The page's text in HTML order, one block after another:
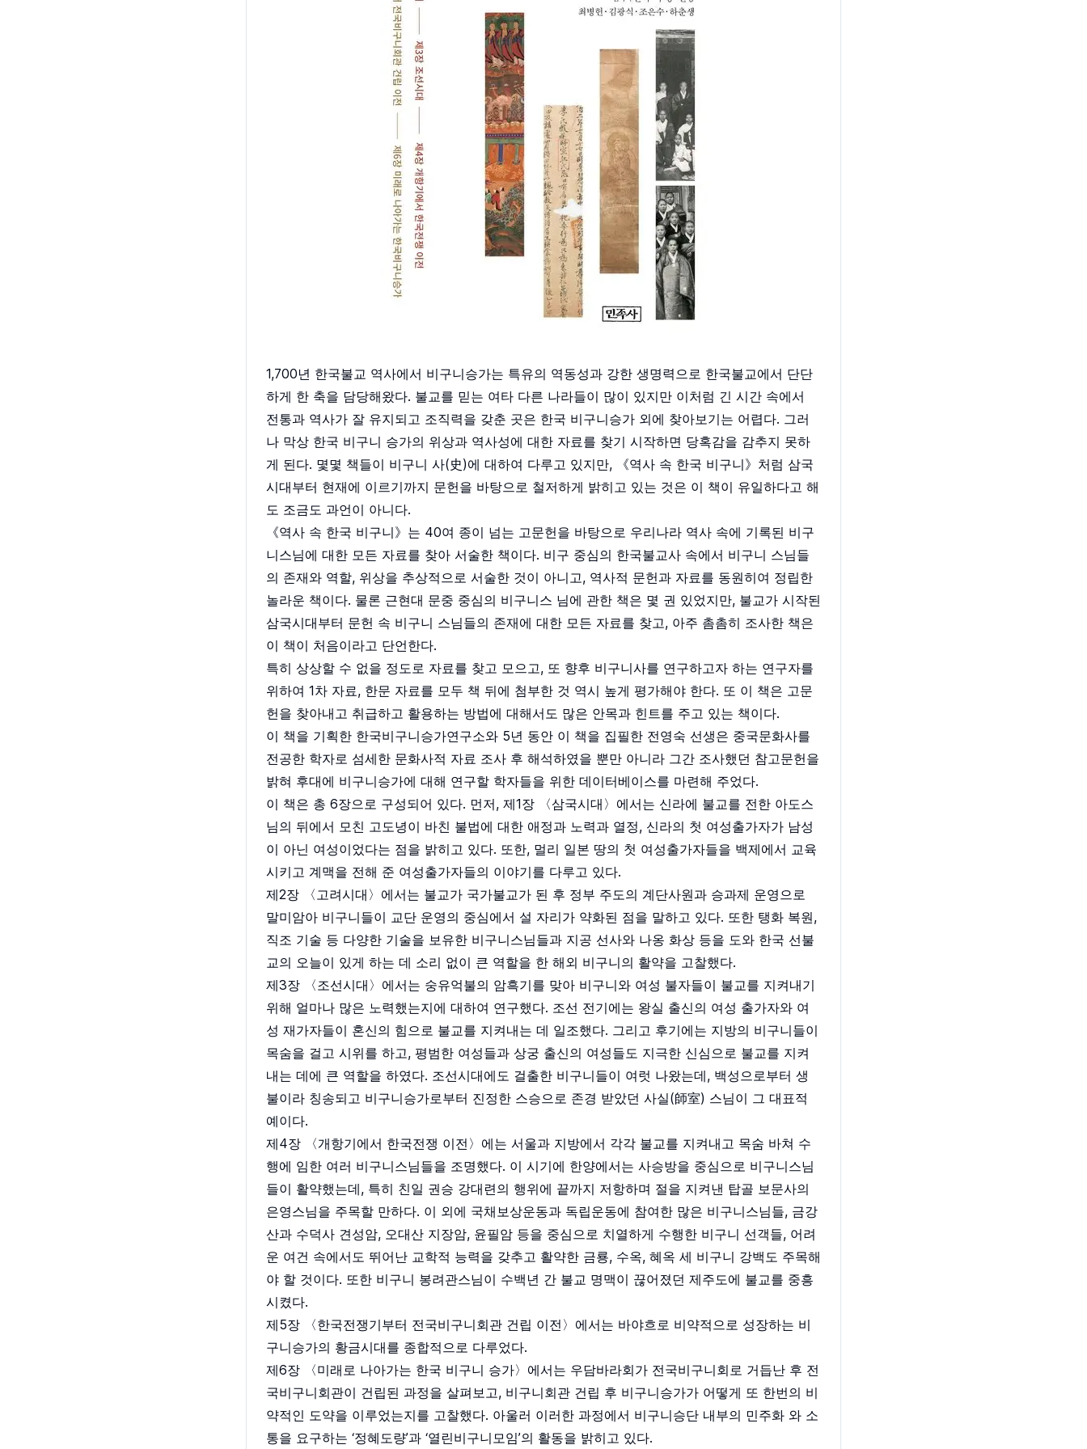
1,700년 한국불교 역사에서 비구니승가는 특유의 역동성과 강한 생명력으로 한국불교에서 단단
하게 한 축을 담당해왔다. 불교를 믿는 여타 다른 나라들이 많이 있지만 이처럼 긴 시간 속에서
전통과 역사가 잘 유지되고 조직력을 갖춘 곳은 한국 비구니승가 외에 찾아보기는 어렵다. 그러
나 막상 한국 비구니 승가의 위상과 역사성에 대한 자료를 찾기 시작하면 당혹감을 감추지 못하
게 된다. 몇몇 책들이 비구니 사(史)에 대하여 다루고 있지만, 《역사 속 한국 비구니》처럼 삼국
시대부터 현재에 이르기까지 문헌을 바탕으로 철저하게 밝히고 있는 것은 이 책이 유일하다고 해
도 조금도 과언이 아니다.
《역사 속 한국 비구니》는 40여 종이 넘는 고문헌을 바탕으로 우리나라 역사 속에 기록된 비구
니스님에 대한 모든 자료를 찾아 서술한 책이다. 비구 중심의 한국불교사 속에서 비구니 스님들
의 존재와 역할, 위상을 추상적으로 서술한 것이 아니고, 역사적 문헌과 자료를 동원히여 정립한
놀라운 책이다. 물론 근현대 문중 중심의 비구니스 님에 관한 책은 몇 권 있었지만, 불교가 시작된
삼국시대부터 문헌 속 비구니 스님들의 존재에 대한 모든 자료를 찾고, 아주 촘촘히 조사한 책은
이 책이 처음이라고 단언한다.
특히 상상할 수 없을 정도로 자료를 찾고 모으고, 또 향후 비구니사를 연구하고자 하는 연구자를
위하여 1차 자료, 한문 자료를 모두 책 뒤에 첨부한 것 역시 높게 평가해야 한다. 또 이 책은 고문
헌을 찾아내고 취급하고 활용하는 방법에 대해서도 많은 안목과 힌트를 주고 있는 책이다.
이 책을 기획한 한국비구니승가연구소와 5년 동안 이 책을 집필한 전영숙 선생은 중국문화사를
전공한 학자로 섬세한 문화사적 자료 조사 후 해석하였을 뿐만 아니라 그간 조사했던 참고문헌을
밝혀 후대에 비구니승가에 대해 연구할 학자들을 위한 데이터베이스를 마련해 주었다.
이 책은 총 6장으로 구성되어 있다. 먼저, 제1장 〈삼국시대〉에서는 신라에 불교를 전한 아도스
님의 뒤에서 모친 고도녕이 바친 불법에 대한 애정과 노력과 열정, 신라의 첫 여성출가자가 남성
이 아닌 여성이었다는 점을 밝히고 있다. 또한, 멀리 일본 땅의 첫 여성출가자들을 백제에서 교육
시키고 계맥을 전해 준 여성출가자들의 이야기를 다루고 있다.
제2장 〈고려시대〉에서는 불교가 국가불교가 된 후 정부 주도의 계단사원과 승과제 운영으로
말미암아 비구니들이 교단 운영의 중심에서 설 자리가 약화된 점을 말하고 있다. 또한 탱화 복원,
직조 기술 등 다양한 기술을 보유한 비구니스님들과 지공 선사와 나옹 화상 등을 도와 한국 선불
교의 오늘이 있게 하는 데 소리 없이 큰 역할을 한 해외 비구니의 활약을 고찰했다.
제3장 〈조선시대〉에서는 숭유억불의 암흑기를 맞아 비구니와 여성 불자들이 불교를 지켜내기
위해 얼마나 많은 노력했는지에 대하여 연구했다. 조선 전기에는 왕실 출신의 여성 출가자와 여
성 재가자들이 혼신의 힘으로 불교를 지켜내는 데 일조했다. 그리고 후기에는 지방의 비구니들이
목숨을 걸고 시위를 하고, 평범한 여성들과 상궁 출신의 여성들도 지극한 신심으로 불교를 지켜
내는 데에 큰 역할을 하였다. 조선시대에도 걸출한 비구니들이 여럿 나왔는데, 백성으로부터 생
불이라 칭송되고 비구니승가로부터 진정한 스승으로 존경 받았던 사실(師室) 스님이 그 대표적
예이다.
제4장 〈개항기에서 한국전쟁 이전〉에는 서울과 지방에서 각각 불교를 지켜내고 목숨 바쳐 수
행에 임한 여러 비구니스님들을 조명했다. 이 시기에 한양에서는 사승방을 중심으로 비구니스님
들이 활약했는데, 특히 친일 권승 강대련의 행위에 끝까지 저항하며 절을 지켜낸 탑골 보문사의
은영스님을 주목할 만하다. 이 외에 국채보상운동과 독립운동에 참여한 많은 비구니스님들, 금강
산과 수덕사 견성암, 오대산 지장암, 윤필암 등을 중심으로 치열하게 수행한 비구니 선객들, 어려
운 여건 속에서도 뛰어난 교학적 능력을 갖추고 활약한 금룡, 수옥, 혜옥 세 비구니 강백도 주목해
야 할 것이다. 또한 비구니 봉려관스님이 수백년 간 불교 명맥이 끊어졌던 제주도에 불교를 중흥
시켰다.
제5장 〈한국전쟁기부터 전국비구니회관 건립 이전〉에서는 바야흐로 비약적으로 성장하는 비
구니승가의 황금시대를 종합적으로 다루었다.
제6장 〈미래로 나아가는 한국 비구니 승가〉에서는 우담바라회가 전국비구니회로 거듭난 후 전
국비구니회관이 건립된 과정을 살펴보고, 비구니회관 건립 후 비구니승가가 어떻게 또 한번의 비
약적인 도약을 이루었는지를 고찰했다. 아울러 이러한 과정에서 비구니승단 내부의 민주화 와 소
통을 요구하는 ‘정혜도량’과 ‘열린비구니모임’의 활동을 밝히고 있다.